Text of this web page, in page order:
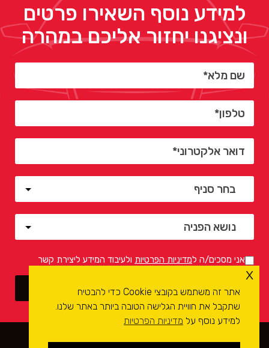
למידע נוסף השאירו פרטים
ונציגנו יחזור אליכם במהרה
אני מסכים/ה למדיניות הפרטיות ולעיבוד המידע ליצירת קשר
רכב ממוחשבות ©2026
אתר זה משתמש בקובצי Cookie כדי להבטיח
שתקבל את חוויית הגלישה הטובה ביותר באתר שלנו.
למידע נוסף על מדיניות הפרטיות
x